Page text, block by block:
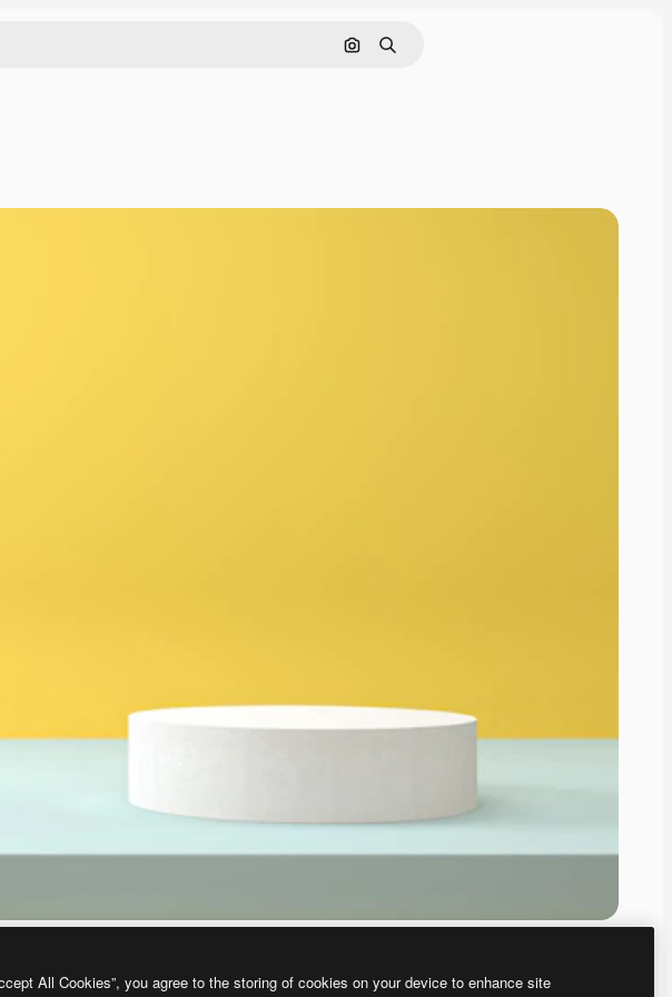
Поиск по изображению
Поиск
All Cookies”, you agree to the storing of cookies on your device to enhance site